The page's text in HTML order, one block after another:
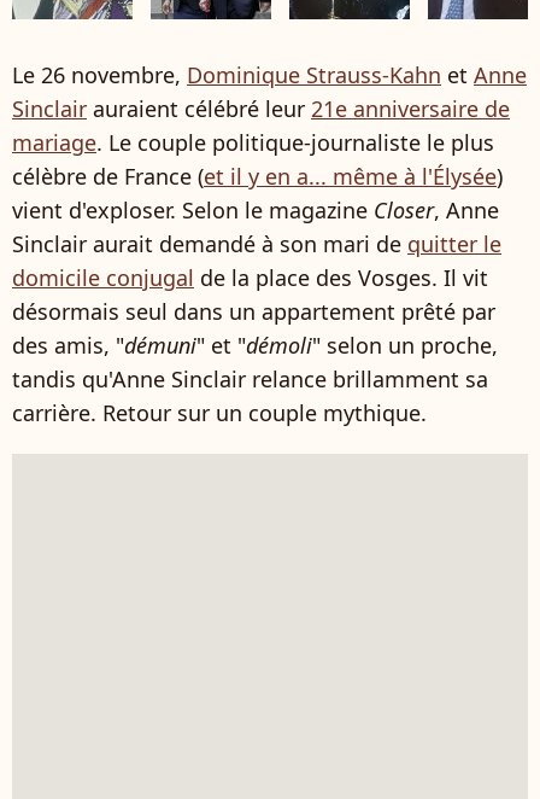
Le 26 novembre, Dominique Strauss-Kahn et Anne
Sinclair auraient célébré leur 21e anniversaire de
mariage. Le couple politique-journaliste le plus
célèbre de France (et il y en a... même à l'Élysée)
vient d'exploser. Selon le magazine Closer, Anne
Sinclair aurait demandé à son mari de quitter le
domicile conjugal de la place des Vosges. Il vit
désormais seul dans un appartement prêté par
des amis, "démuni" et "démoli" selon un proche,
tandis qu'Anne Sinclair relance brillamment sa
carrière. Retour sur un couple mythique.